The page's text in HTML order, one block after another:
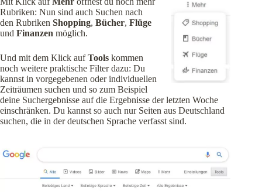
Rubriken: Nun sind auch Suchen nach
den Rubriken Shopping, Bücher, Flüge
und Finanzen möglich.
Und mit dem Klick aufTools kommen
noch weitere praktische Filter dazu: Du
kannst in vorgegebenen oder individuellen
Zeiträumen suchen und so zum Beispiel
deine Suchergebnisse auf die Ergebnisse der letzten Woche
einschränken. Du kannst so auch nur Seiten aus Deutschland
suchen, die in der deutschen Sprache verfasst sind.